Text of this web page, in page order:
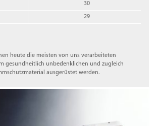
30
29
heute die meisten von uns verarbeiteten
gesundheitlich unbedenklichen und zugleich
ausgerüstet werden.